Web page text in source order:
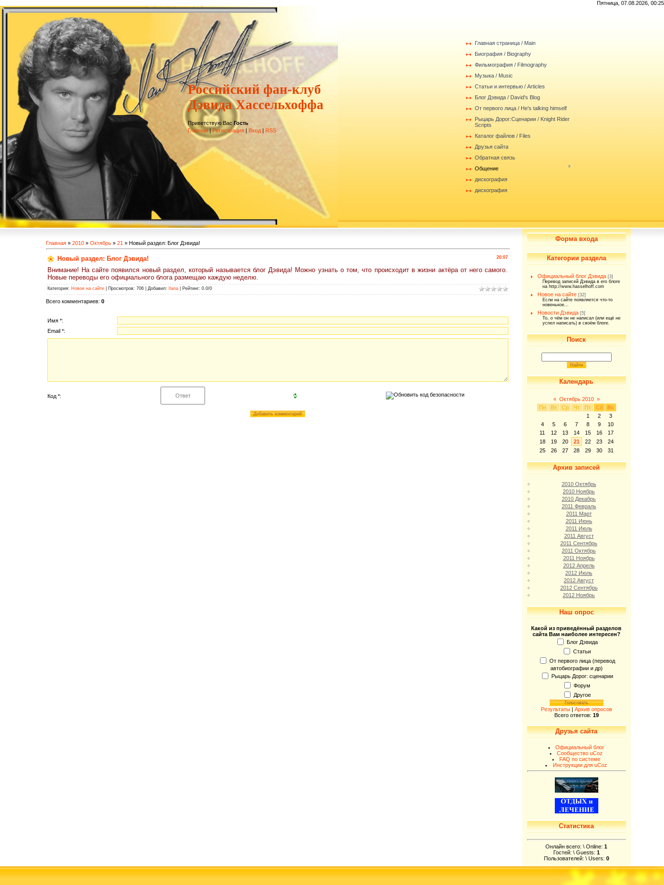
Пятница, 07.08.2026, 00:25
Российский фан-клуб
Дэвида Хассельхоффа
Приветствую Вас Гость
Главная|Регистрация | Вход | RSS
Главная страница / Main
Биография / Biography
Фильмография / Filmography
Музыка / Music
Статьи и интервью / Articles
Блог Дэвида / David's Blog
От первого лица / He's talking himself
Рыцарь Дорог:Сценарии / Knight Rider
Scripts
Каталог файлов / Files
Друзья сайта
Обратная связь
Общение
дискография
дискография
Главная» 2010 » Октябрь » 21 » Новый раздел: Блог Дэвида!
20:07
Новый раздел: Блог Дэвида!
Внимание! На сайте появился новый раздел, который называется блог Дэвида! Можно узнать о том, что происходит в жизни актёра от него самого.
Новые переводы его официального блога размещаю каждую неделю.
Категория: Новое на сайте| Просмотров: 706 | Добавил: Ilana| Рейтинг: 0.0/0
Всего комментариев: 0
Имя *:
Email *:
Код *:
Форма входа
Категории раздела
Официальный блог Дэвида [3]
Перевод записей Дэвида в его блоге
на http://www.hasselhoff.com
Новое на сайте [32]
Если на сайте появляется что-то
новенькое...
Новости Дэвида [5]
То, о чём он не написал (или ещё не
успел написать) в своём блоге.
Поиск
Календарь
« Октябрь 2010 »
Пн
Вт Ср Чт Пт Сб
Вс
1
2
3
4
5 6 7 8 9
10
11
12 13 14 15 16
17
18
19 20 21 22 23
24
25
26 27 28 29 30 31
Архив записей
2010 Октябрь
2010 Ноябрь
2010 Декабрь
2011 Февраль
2011 Март
2011 Июнь
2011 Июль
2011 Август
2011 Сентябрь
2011 Октябрь
2011 Ноябрь
2012 Апрель
2012 Июль
2012 Август
2012 Сентябрь
2012 Ноябрь
Наш опрос
Какой из приведённый разделов
сайта Вам наиболее интересен?
Блог Дэвида
Статьи
От первого лица (перевод
автобиографии и др)
Рыцарь Дорог: сценарии
Форум
Другое
Результаты| Архив опросов
Всего ответов: 19
Друзья сайта
Официальный блог
Сообщество uCoz
FAQ по системе
Инструкции для uCoz
Статистика
Онлайн всего: \ Online: 1
Гостей: \ Guests: 1
Пользователей: \ Users: 0